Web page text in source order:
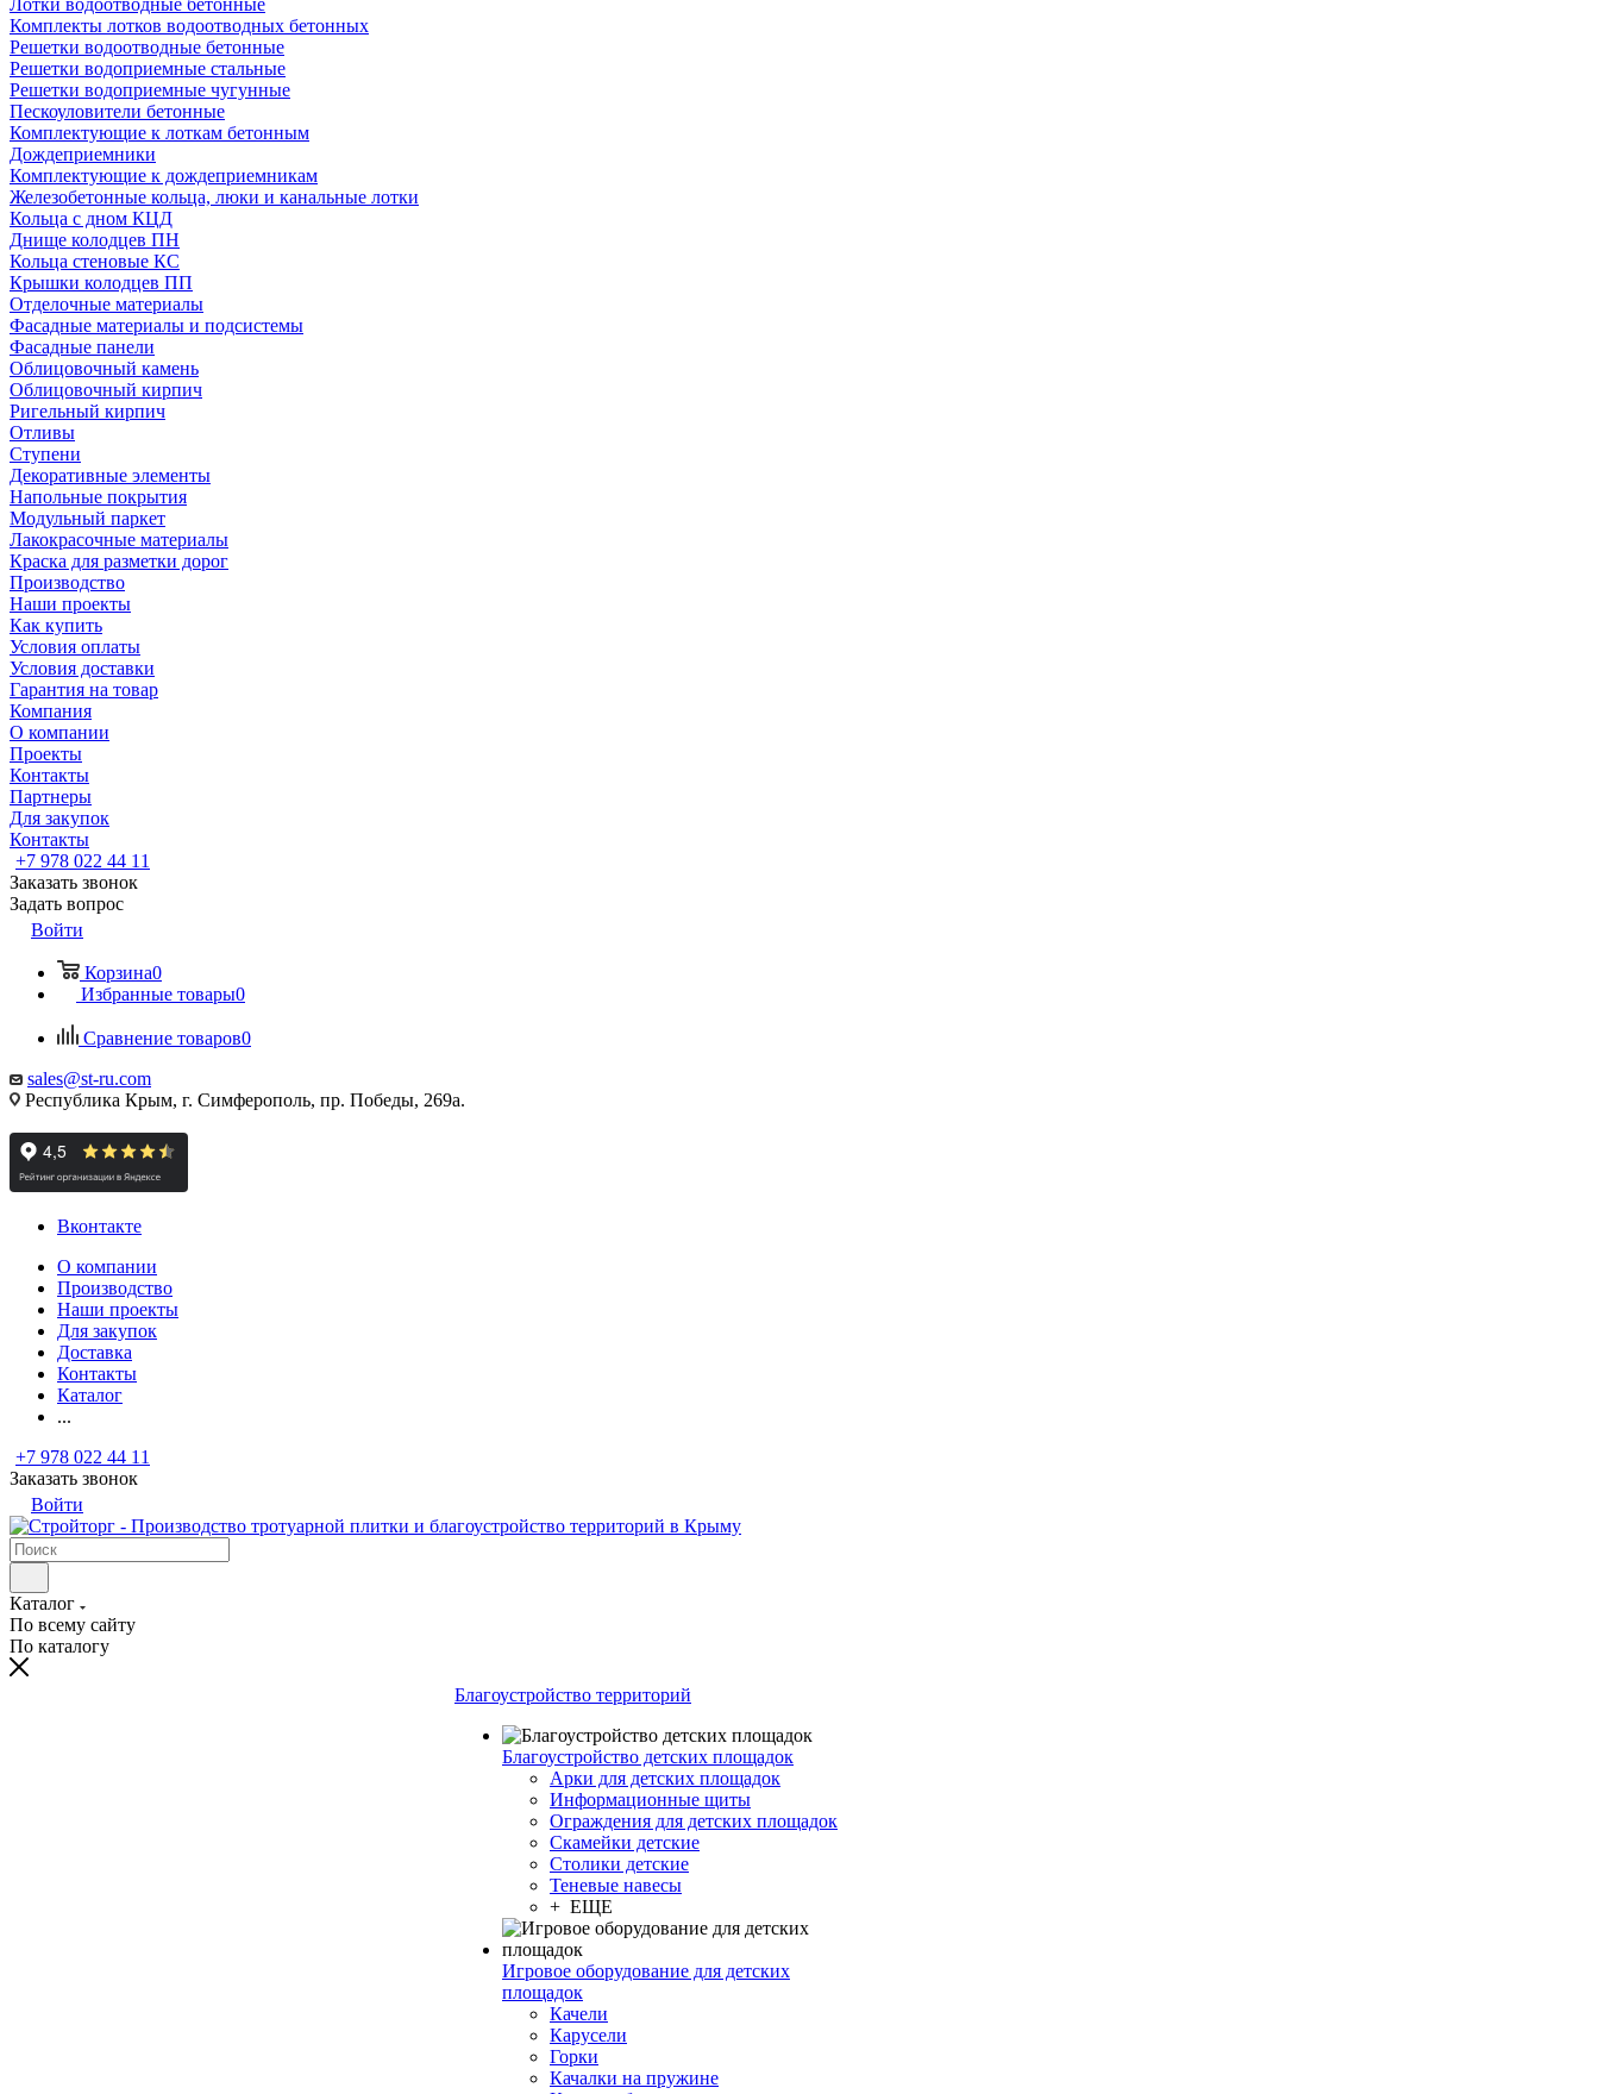
Лотки водоотводные бетонные
Комплекты лотков водоотводных бетонных
Решетки водоотводные бетонные
Решетки водоприемные стальные
Решетки водоприемные чугунные
Пескоуловители бетонные
Комплектующие к лоткам бетонным
Дождеприемники
Комплектующие к дождеприемникам
Железобетонные кольца, люки и канальные лотки
Кольца с дном КЦД
Днище колодцев ПН
Кольца стеновые КС
Крышки колодцев ПП
Отделочные материалы
Фасадные материалы и подсистемы
Фасадные панели
Облицовочный камень
Облицовочный кирпич
Ригельный кирпич
Отливы
Ступени
Декоративные элементы
Напольные покрытия
Модульный паркет
Лакокрасочные материалы
Краска для разметки дорог
Производство
Наши проекты
Как купить
Условия оплаты
Условия доставки
Гарантия на товар
Компания
О компании
Проекты
Контакты
Партнеры
Для закупок
Контакты
+7 978 022 44 11
Заказать звонок
Задать вопрос
Войти
Корзина0
Избранные товары0
Сравнение товаров0
sales@st-ru.com
Республика Крым, г. Симферополь, пр. Победы, 269а.
Вконтакте
О компании
Производство
Наши проекты
Для закупок
Доставка
Контакты
Каталог
...
+7 978 022 44 11
Заказать звонок
Войти
Каталог
По всему сайту
По каталогу
Благоустройство территорий
Благоустройство детских площадок
Арки для детских площадок
Информационные щиты
Ограждения для детских площадок
Скамейки детские
Столики детские
Теневые навесы
+ ЕЩЕ
Игровое оборудование для детских
площадок
Качели
Карусели
Горки
Качалки на пружине